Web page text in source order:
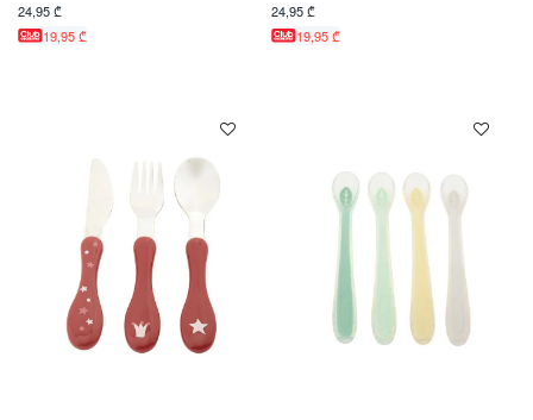
24,95 ₾
19,95 ₾
24,95 ₾
19,95 ₾